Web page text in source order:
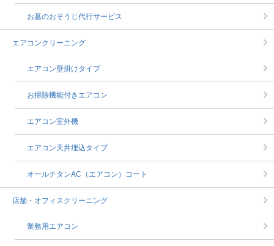
お墓のおそうじ代行サービス
エアコンクリーニング
エアコン壁掛けタイプ
お掃除機能付きエアコン
エアコン室外機
エアコン天井埋込タイプ
オールチタンAC（エアコン）コート
店舗・オフィスクリーニング
業務用エアコン